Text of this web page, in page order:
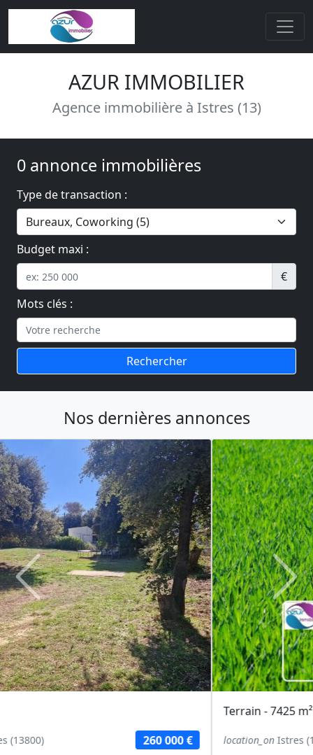
AZUR IMMOBILIER
Agence immobilière à Istres (13)
0 annonce immobilières
Type de transaction :
Budget maxi :
€
Mots clés :
Rechercher
Nos dernières annonces
location_on 425 000 €
Previous Next